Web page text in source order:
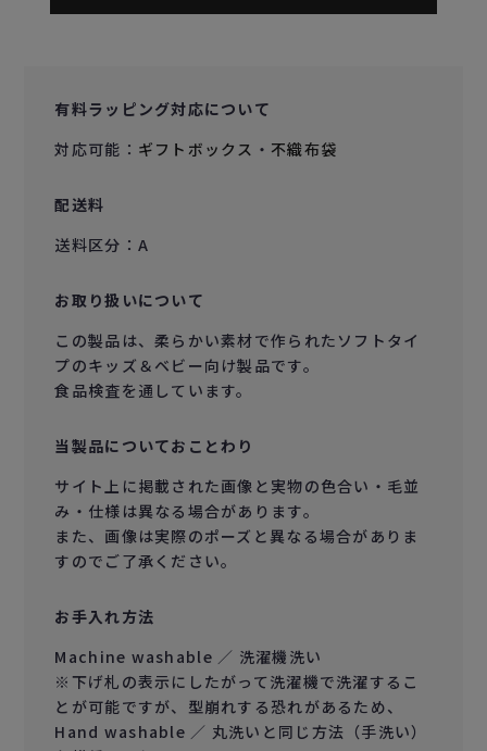
有料ラッピング対応について
対応可能： ギフトボックス ・ 不織布袋
配送料
送料区分：A
お取り扱いについて
この製品は、柔らかい素材で作られたソフトタイ
プのキッズ＆ベビー向け製品です。
食品検査を通しています。
当製品についておことわり
サイト上に掲載された画像と実物の色合い・毛並
み・仕様は異なる場合があります。
また、画像は実際のポーズと異なる場合がありま
すのでご了承ください。
お手入れ方法
Machine washable ／ 洗濯機洗い
※下げ札の表示にしたがって洗濯機で洗濯するこ
とが可能ですが、型崩れする恐れがあるため、
Hand washable ／ 丸洗いと同じ方法（手洗い）